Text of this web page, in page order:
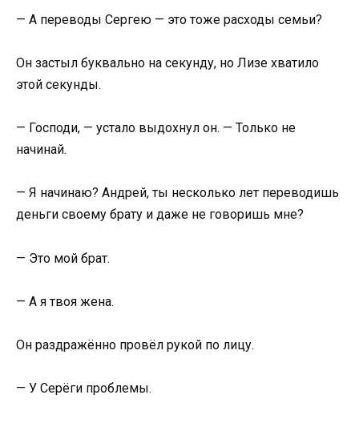
— А переводы Сергею — это тоже расходы семьи?
Он застыл буквально на секунду, но Лизе хватило
этой секунды.
— Господи, — устало выдохнул он. — Только не
начинай.
— Я начинаю? Андрей, ты несколько лет переводишь
деньги своему брату и даже не говоришь мне?
— Это мой брат.
— А я твоя жена.
Он раздражённо провёл рукой по лицу.
— У Серёги проблемы.